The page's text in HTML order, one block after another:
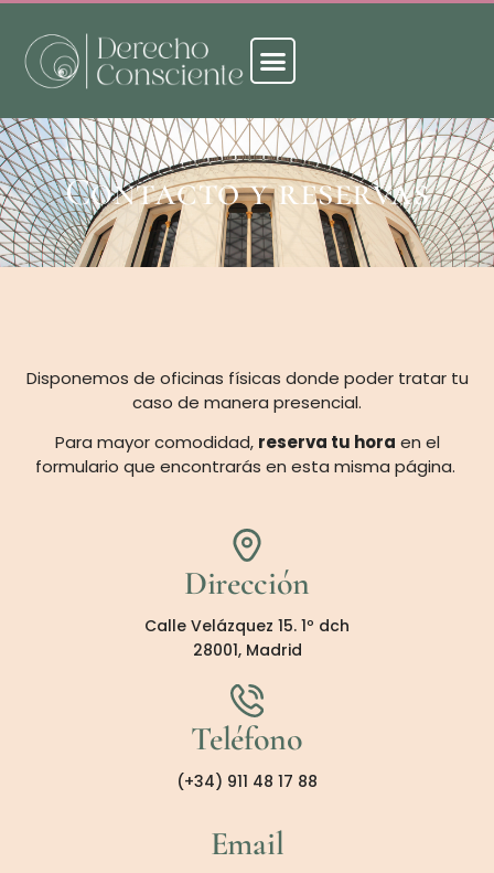
Contacto y reservas
Disponemos de oficinas físicas donde poder tratar tu
caso de manera presencial.
Para mayor comodidad, reserva tu hora en el
formulario que encontrarás en esta misma página.
Dirección
Calle Velázquez 15. 1º dch
28001, Madrid
Teléfono
(+34) 911 48 17 88
Email